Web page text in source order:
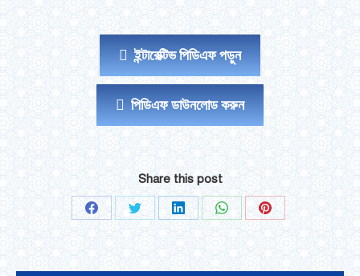
ইন্টারেক্টিভ পিডিএফ পড়ুন
পিডিএফ ডাউনলোড করুন
Share this post
Share
Facebook
Share
Twitter
Share
on
LinkedIn
Share
WhatsApp
Share
Pinterest